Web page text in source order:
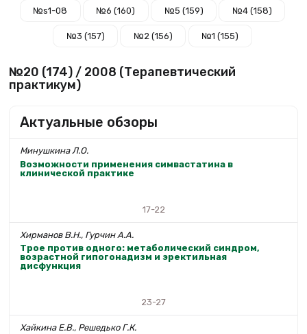
№s1-08 №6 (160) №5 (159) №4 (158)
№3 (157) №2 (156) №1 (155)
№20 (174) / 2008 (Терапевтический
практикум)
Актуальные обзоры
Минушкина Л.О.
Возможности применения симвастатина в
клинической практике
17-22
Хирманов В.Н., Гурчин А.А.
Трое против одного: метаболический синдром,
возрастной гипогонадизм и эректильная
дисфункция
23-27
Хайкина Е.В., Решедько Г.К.